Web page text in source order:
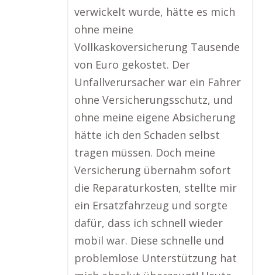
verwickelt wurde, hätte es mich
ohne meine
Vollkaskoversicherung Tausende
von Euro gekostet. Der
Unfallverursacher war ein Fahrer
ohne Versicherungsschutz, und
ohne meine eigene Absicherung
hätte ich den Schaden selbst
tragen müssen. Doch meine
Versicherung übernahm sofort
die Reparaturkosten, stellte mir
ein Ersatzfahrzeug und sorgte
dafür, dass ich schnell wieder
mobil war. Diese schnelle und
problemlose Unterstützung hat